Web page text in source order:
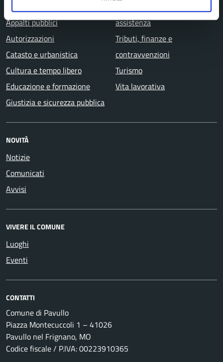
Appalti pubblici
Autorizzazioni
Catasto e urbanistica
Cultura e tempo libero
Educazione e formazione
Giustizia e sicurezza pubblica
assistenza
Tributi, finanze e
contravvenzioni
Turismo
Vita lavorativa
NOVITÀ
Notizie
Comunicati
Avvisi
VIVERE IL COMUNE
Luoghi
Eventi
CONTATTI
Comune di Pavullo
Piazza Montecuccoli 1 – 41026
Pavullo nel Frignano, MO
Codice fiscale / P.IVA: 00223910365